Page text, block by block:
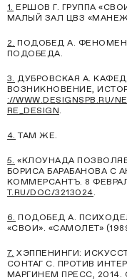
1. ЕРШОВ Г. ГРУППА
МАЛЫЙ ЗАЛ ЦВЗ
2. ПОДОБЕД А. ФЕНОМЕН
ПОДОБЕДА.
3. ДУБРОВСКАЯ А.
ВОЗНИКНОВЕНИЕ,
://WWW.DESIGNSPB.RU/
RE_DESIGN.
4. ТАМ ЖЕ.
5. «КЛОУНАДА
БОРИСА БАРАБАНОВА С
КОММЕРСАНТЪ. 8
T.RU/DOC/3213024.
6. ПОДОБЕД А.
«СВОИ». «САМОЛЕТ»
7. ХЭППЕНИНГИ:
СОНТАГ С. ПРОТИВ
МАРГИНЕМ ПРЕСС, 2014.